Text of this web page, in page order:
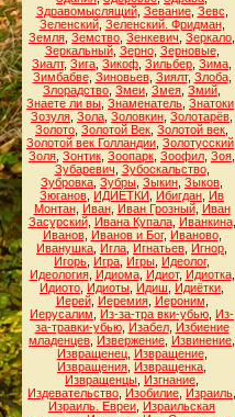
Здравомыслящий, Зевание, Зевс
Зеленский, Зеленский. Фридман,
Земля Земство Зенкевич Зеркало
Зеркальный, Зерно, Зерновые,
Зиалт, Зига Зикоф Зильбер Зима
Зимбабве, Зиновьев, Зиялт, Злоба,
Злорадство Змеи Змея Змий
Знаете ли вы Знаменатель Знатоки
Зозуля Зола Золовкин Золотарёв
Золото Золотой Век Золотой век
Золотой век Голландии Золотусский
Золя Зонтик Зоопарк Зоофил Зоя
Зубаревич Зубоскальство,
Зубровка Зубры Зыкин Зыков
Зюганов ИДИЁТКИ Ибигдан Ив
Монтан, Иван, Иван Грозный, Иван
Засурский, Ивана Купала, Иванкина,
Иванов, Иванов и Бог, Иваново,
Иванушка Игла Игнатьев Игнор
Игорь Игра Игры Идеолог,
Идеология, Идиома, Идиот, Идиотка,
Идиото Идиоты Идиш Идиётки
Иерей, Иеремия, Иероним
Иерусалим
Из-за-тра вки-убью Из-
за-травки-убью, Изабел, Избиение
младенцев Извержение Извинение
Извращенец, Извращение,
Извращения Извращенка
Извращенцы Изгнание
Издевательство Изобилие Израиль
Израиль. Евреи Израильская